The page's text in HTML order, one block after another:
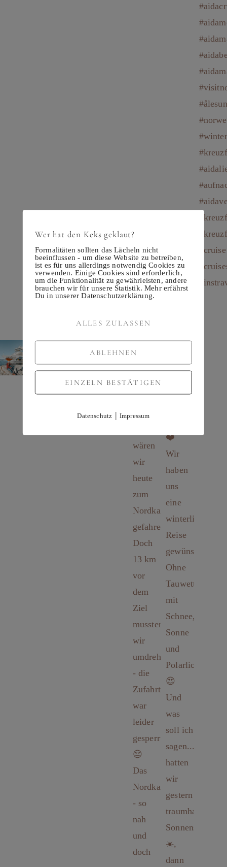
Wer hat den Keks geklaut?
Formalitäten sollten das Lächeln nicht
beeinflussen - um diese Website zu betreiben,
ist es für uns allerdings notwendig Cookies zu
verwenden. Einige Cookies sind erforderlich,
um die Funktionalität zu gewährleisten, andere
brauchen wir für unsere Statistik. Mehr erfährst
Du in unserer Datenschutzerklärung.
ALLES ZULASSEN
ABLEHNEN
EINZELN BESTÄTIGEN
Datenschutz | Impressum